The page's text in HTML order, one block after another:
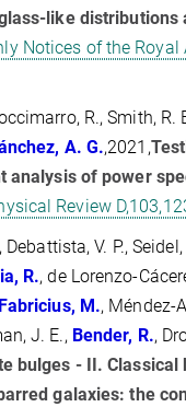
like distributions
Notices of the Royal
R., Smith, R.
A. G.,2021,
analysis of power
Review
Debattista, V. P.,
R., de Lorenzo-
Fabricius, M., Méndez-
J. E., Bender, R.,
bulges - II. Classical
galaxies: the